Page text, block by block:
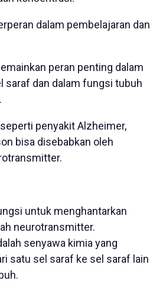
dalam pembelajaran dan
peran penting dalam
saraf dan dalam fungsi tubuh
penyakit Alzheimer,
bisa disebabkan oleh
untuk menghantarkan
neurotransmitter.
senyawa kimia yang
satu sel saraf ke sel saraf lain